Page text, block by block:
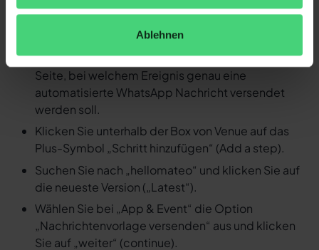
Ablehnen
erstellen Sie einen neuen Zap.
Wählen Sie Venue als Auslöser (Trigger) und
spezifizieren Sie in den Feldern auf der rechten
Seite, bei welchem Ereignis genau eine
automatisierte WhatsApp Nachricht versendet
werden soll.
Klicken Sie unterhalb der Box von Venue auf das
Plus-Symbol „Schritt hinzufügen“ (Add a step).
Suchen Sie nach „hellomateo“ und klicken Sie auf
die neueste Version („Latest“).
Wählen Sie bei „App & Event“ die Option
„Nachrichtenvorlage versenden“ aus und klicken
Sie auf „weiter“ (continue).